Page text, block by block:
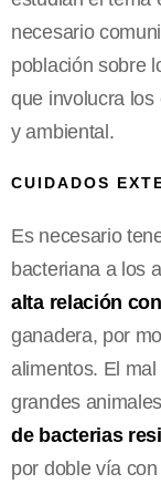
necesario
población sobre
que involucra los
y ambiental.
CUIDADOS
Es necesario
bacteriana a los
alta relación
ganadera, por
alimentos. El
grandes
de bacterias
por doble vía